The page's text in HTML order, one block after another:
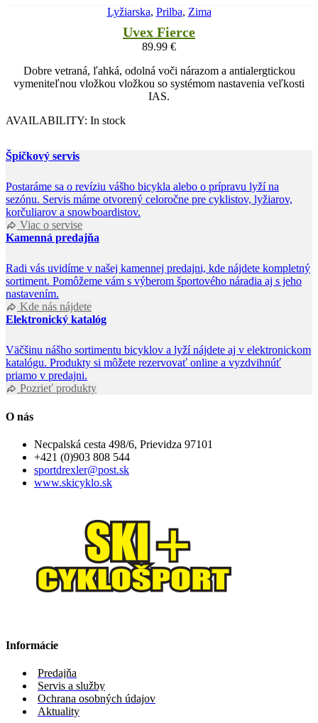
Lyžiarska, Prilba, Zima
Uvex Fierce
89.99 €
Dobre vetraná, ľahká, odolná voči nárazom a antialergtickou
vymeniteľnou vložkou vložkou so systémom nastavenia veľkosti
IAS.
AVAILABILITY: In stock
Špičkový servis
Postaráme sa o revíziu vášho bicykla alebo o prípravu lyží na
sezónu. Servis máme otvorený celoročne pre cyklistov, lyžiarov,
korčuliarov a snowboardistov.
Viac o servise
Kamenná predajňa
Radi vás uvidíme v našej kamennej predajni, kde nájdete kompletný
sortiment. Pomôžeme vám s výberom športového náradia aj s jeho
nastavením.
Kde nás nájdete
Elektronický katalóg
Väčšinu nášho sortimentu bicyklov a lyží nájdete aj v elektronickom
katalógu. Produkty si môžete rezervovať online a vyzdvihnúť
priamo v predajni.
Pozrieť produkty
O nás
Necpalská cesta 498/6, Prievidza 97101
+421 (0)903 808 544
sportdrexler@post.sk
www.skicyklo.sk
Informácie
Predajňa
Servis a služby
Ochrana osobných údajov
Aktuality